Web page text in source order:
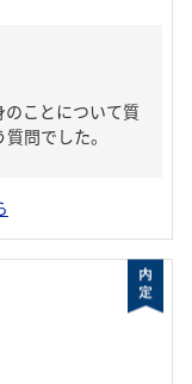
ことについて質
問でした。